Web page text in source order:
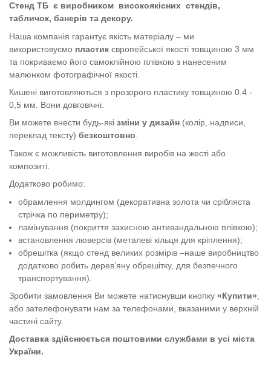
Стенд ТБ є виробником високоякісних стендів,
табличок, банерів та декору.
Наша компанія гарантує якість матеріалу – ми
використовуємо пластик європейської якості товщиною 3 мм
та покриваємо його самоклійною плівкою з нанесеним
малюнком фотографічної якості.
Кишені виготовляються з прозорого пластику товщиною 0.4 -
0,5 мм. Вони довговічні.
Ви можете внести будь-які зміни у дизайн (колір, надписи,
переклад тексту) безкоштовно.
Також є можливість виготовлення виробів на жесті або
композиті.
Додатково робимо:
обрамлення молдингом (декоративна золота чи срібляста
стрічка по периметру);
ламінування (покриття захисною антивандальною плівкою);
встановлення люверсів (металеві кільця для кріплення);
обрешітка (якщо стенд великих розмірів –наше виробництво
додатково робить дерев’яну обрешітку, для безпечного
транспортування).
Зробити замовлення Ви можете натиснувши кнопку «Купити»
або зателефонувати нам за телефонами, вказаними у верхній
частині сайту.
Доставка здійснюється поштовими службами в усі міста
України.